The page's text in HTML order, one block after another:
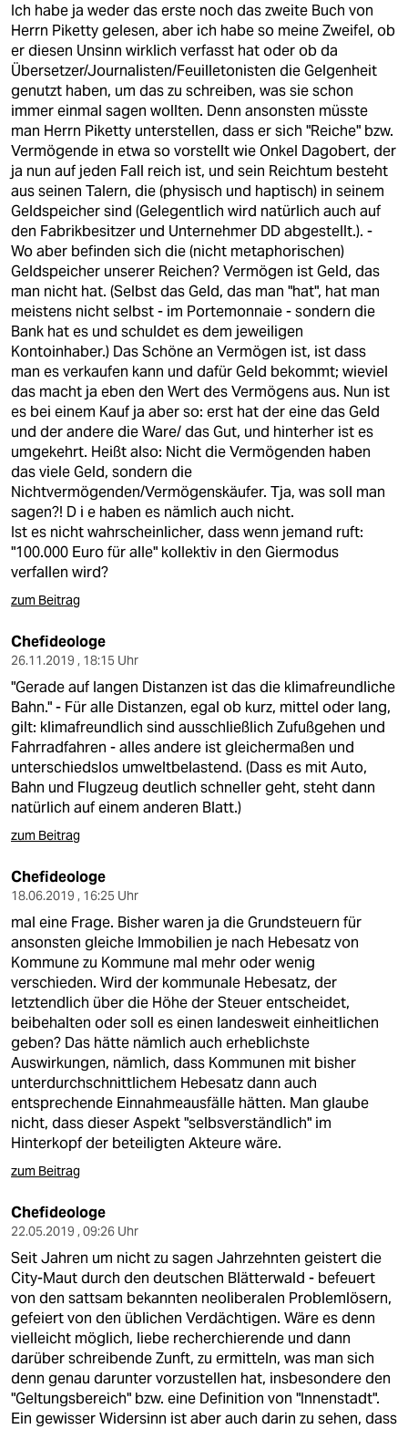
Ich habe ja weder das erste noch das zweite Buch von
Herrn Piketty gelesen, aber ich habe so meine Zweifel, ob
er diesen Unsinn wirklich verfasst hat oder ob da
Übersetzer/Journalisten/Feuilletonisten die Gelgenheit
genutzt haben, um das zu schreiben, was sie schon
immer einmal sagen wollten. Denn ansonsten müsste
man Herrn Piketty unterstellen, dass er sich "Reiche" bzw.
Vermögende in etwa so vorstellt wie Onkel Dagobert, der
ja nun auf jeden Fall reich ist, und sein Reichtum besteht
aus seinen Talern, die (physisch und haptisch) in seinem
Geldspeicher sind (Gelegentlich wird natürlich auch auf
den Fabrikbesitzer und Unternehmer DD abgestellt.). -
Wo aber befinden sich die (nicht metaphorischen)
Geldspeicher unserer Reichen? Vermögen ist Geld, das
man nicht hat. (Selbst das Geld, das man "hat", hat man
meistens nicht selbst - im Portemonnaie - sondern die
Bank hat es und schuldet es dem jeweiligen
Kontoinhaber.) Das Schöne an Vermögen ist, ist dass
man es verkaufen kann und dafür Geld bekommt; wieviel
das macht ja eben den Wert des Vermögens aus. Nun ist
es bei einem Kauf ja aber so: erst hat der eine das Geld
und der andere die Ware/ das Gut, und hinterher ist es
umgekehrt. Heißt also: Nicht die Vermögenden haben
das viele Geld, sondern die
Nichtvermögenden/Vermögenskäufer. Tja, was soll man
sagen?! D i e haben es nämlich auch nicht.
Ist es nicht wahrscheinlicher, dass wenn jemand ruft:
"100.000 Euro für alle" kollektiv in den Giermodus
verfallen wird?
zum Beitrag
Chefideologe
26.11.2019 , 18:15 Uhr
"Gerade auf langen Distanzen ist das die klimafreundliche
Bahn." - Für alle Distanzen, egal ob kurz, mittel oder lang,
gilt: klimafreundlich sind ausschließlich Zufußgehen und
Fahrradfahren - alles andere ist gleichermaßen und
unterschiedslos umweltbelastend. (Dass es mit Auto,
Bahn und Flugzeug deutlich schneller geht, steht dann
natürlich auf einem anderen Blatt.)
zum Beitrag
Chefideologe
18.06.2019 , 16:25 Uhr
mal eine Frage. Bisher waren ja die Grundsteuern für
ansonsten gleiche Immobilien je nach Hebesatz von
Kommune zu Kommune mal mehr oder wenig
verschieden. Wird der kommunale Hebesatz, der
letztendlich über die Höhe der Steuer entscheidet,
beibehalten oder soll es einen landesweit einheitlichen
geben? Das hätte nämlich auch erheblichste
Auswirkungen, nämlich, dass Kommunen mit bisher
unterdurchschnittlichem Hebesatz dann auch
entsprechende Einnahmeausfälle hätten. Man glaube
nicht, dass dieser Aspekt "selbsverständlich" im
Hinterkopf der beteiligten Akteure wäre.
zum Beitrag
Chefideologe
22.05.2019 , 09:26 Uhr
Seit Jahren um nicht zu sagen Jahrzehnten geistert die
City-Maut durch den deutschen Blätterwald - befeuert
von den sattsam bekannten neoliberalen Problemlösern,
gefeiert von den üblichen Verdächtigen. Wäre es denn
vielleicht möglich, liebe recherchierende und dann
darüber schreibende Zunft, zu ermitteln, was man sich
denn genau darunter vorzustellen hat, insbesondere den
"Geltungsbereich" bzw. eine Definition von "Innenstadt".
Ein gewisser Widersinn ist aber auch darin zu sehen, dass